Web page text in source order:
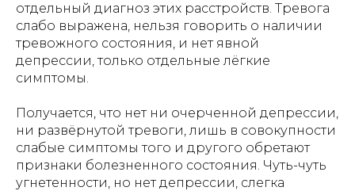
отдельный диагноз этих расстройств. Тревога
слабо выражена, нельзя говорить о наличии
тревожного состояния, и нет явной
депрессии, только отдельные лёгкие
симптомы.
Получается, что нет ни очерченной депрессии,
ни развёрнутой тревоги, лишь в совокупности
слабые симптомы того и другого обретают
признаки болезненного состояния. Чуть-чуть
угнетенности, но нет депрессии, слегка